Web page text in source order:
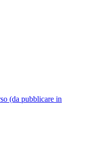
(da pubblicare in